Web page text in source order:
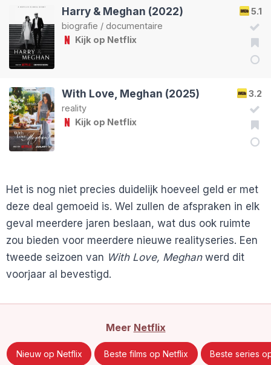
5.1
Harry & Meghan (2022)
biografie / documentaire
Kijk op Netflix
3.2
With Love, Meghan (2025)
reality
Kijk op Netflix
Het is nog niet precies duidelijk hoeveel geld er met
deze deal gemoeid is. Wel zullen de afspraken in elk
geval meerdere jaren beslaan, wat dus ook ruimte
zou bieden voor meerdere nieuwe realityseries. Een
tweede seizoen van With Love, Meghanwerd dit
voorjaar al bevestigd.
Meer Netflix
Nieuw op Netflix Beste films op Netflix Beste series